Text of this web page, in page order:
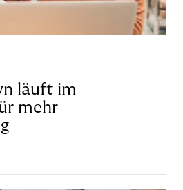
läuft im
mehr